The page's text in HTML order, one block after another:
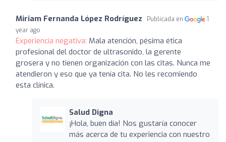
Miriam Fernanda López Rodríguez Publicada en
1
year ago
Experiencia negativa: Mala atención, pésima ética
profesional del doctor de ultrasonido, la gerente
grosera y no tienen organización con las citas. Nunca me
atendieron y eso que ya tenía cita. No les recomiendo
esta clínica.
Salud Digna
¡Hola, buen día! Nos gustaría conocer
más acerca de tu experiencia con nuestro